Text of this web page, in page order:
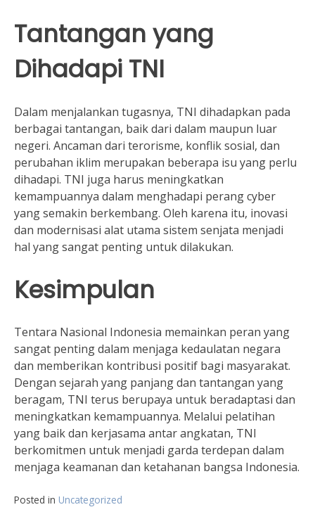
Tantangan yang
Dihadapi TNI
Dalam menjalankan tugasnya, TNI dihadapkan pada
berbagai tantangan, baik dari dalam maupun luar
negeri. Ancaman dari terorisme, konflik sosial, dan
perubahan iklim merupakan beberapa isu yang perlu
dihadapi. TNI juga harus meningkatkan
kemampuannya dalam menghadapi perang cyber
yang semakin berkembang. Oleh karena itu, inovasi
dan modernisasi alat utama sistem senjata menjadi
hal yang sangat penting untuk dilakukan.
Kesimpulan
Tentara Nasional Indonesia memainkan peran yang
sangat penting dalam menjaga kedaulatan negara
dan memberikan kontribusi positif bagi masyarakat.
Dengan sejarah yang panjang dan tantangan yang
beragam, TNI terus berupaya untuk beradaptasi dan
meningkatkan kemampuannya. Melalui pelatihan
yang baik dan kerjasama antar angkatan, TNI
berkomitmen untuk menjadi garda terdepan dalam
menjaga keamanan dan ketahanan bangsa Indonesia.
Posted in Uncategorized